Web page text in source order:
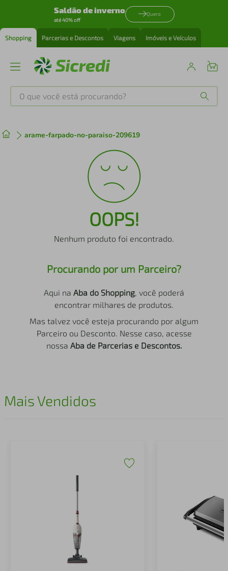
Saldão de inverno
até 40% off
Quero
Shopping Parcerias e Descontos Viagens Imóveis e Veículos
O que você está procurando?
arame-farpado-no-paraiso-209619
OOPS!
Nenhum produto foi encontrado.
Procurando por um Parceiro?
Aqui na Aba do Shopping, você poderá
encontrar milhares de produtos.
Mas talvez você esteja procurando por algum
Parceiro ou Desconto. Nesse caso, acesse
nossa Aba de Parcerias e Descontos.
Mais Vendidos